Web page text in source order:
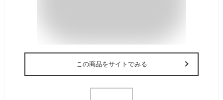
この商品をサイトでみる